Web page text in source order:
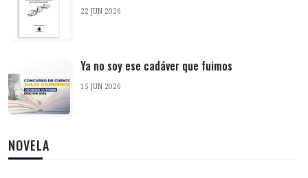
22 JUN 2026
Ya no soy ese cadáver que fuimos
15 JUN 2026
NOVELA